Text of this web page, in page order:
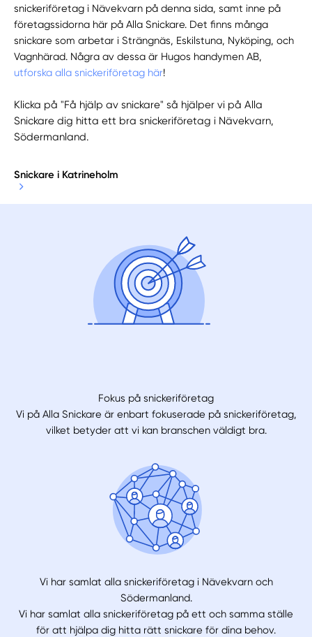
snickeriföretag i Nävekvarn på denna sida, samt inne på
företagssidorna här på Alla Snickare. Det finns många
snickare som arbetar i Strängnäs, Eskilstuna, Nyköping, och
Vagnhärad. Några av dessa är Hugos handymen AB,
utforska alla snickeriföretag här!
Klicka på "Få hjälp av snickare" så hjälper vi på Alla
Snickare dig hitta ett bra snickeriföretag i Nävekvarn,
Södermanland.
Snickare i Katrineholm
Fokus på snickeriföretag
Vi på Alla Snickare är enbart fokuserade på snickeriföretag,
vilket betyder att vi kan branschen väldigt bra.
Vi har samlat alla snickeriföretag i Nävekvarn och
Södermanland.
Vi har samlat alla snickeriföretag på ett och samma ställe
för att hjälpa dig hitta rätt snickare för dina behov.